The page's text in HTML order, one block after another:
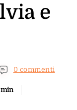
e
0 commenti
min